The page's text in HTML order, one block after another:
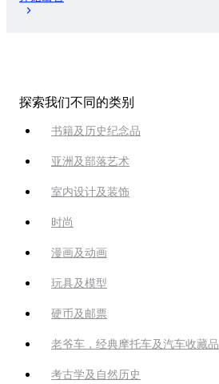
探索我们不同的类别
书籍及历史纪念品
亚洲及部落艺术
室内设计及装饰
时尚
漫画及动画
玩具及模型
硬币及邮票
老爷车，经典摩托车及汽车收藏品
考古学及自然历史